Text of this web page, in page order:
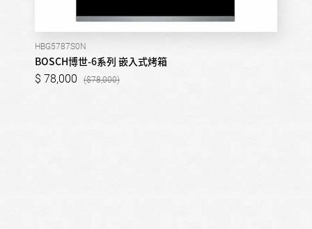
HBG5787S0N
BOSCH博世-6系列 嵌入式烤箱
78,000 78,000